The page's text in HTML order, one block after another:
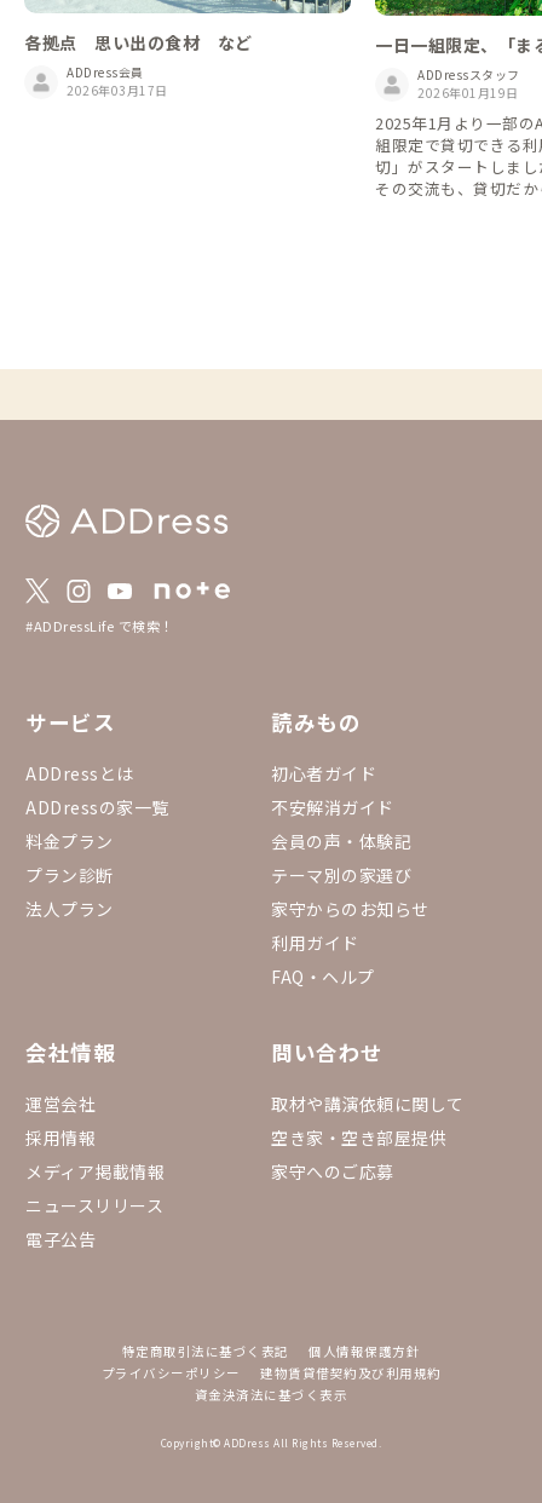
各拠点 思い出の食材 など
ADDress会員
2026年03月17日
一日一組限定、「ま
家
ADDressスタッフ
2026年01月19日
2025年1月より一部の
組限定で貸切できる
切」がスタートしました。 シェア
その交流も、貸切だ
https://
#ADDressLife で検索！
サービス
ADDressとは
ADDressの家一覧
料金プラン
プラン診断
法人プラン
読みもの
初心者ガイド
不安解消ガイド
会員の声・体験記
テーマ別の家選び
家守からのお知らせ
利用ガイド
FAQ・ヘルプ
会社情報
運営会社
採用情報
メディア掲載情報
ニュースリリース
電子公告
問い合わせ
取材や講演依頼に関して
空き家・空き部屋提供
家守へのご応募
特定商取引法に基づく表記
個人情報保護方針
プライバシーポリシー
建物賃貸借契約及び利用規約
資金決済法に基づく表示
Copyright© ADDress All Rights Reserved.